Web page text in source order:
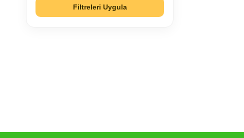
Filtreleri Uygula